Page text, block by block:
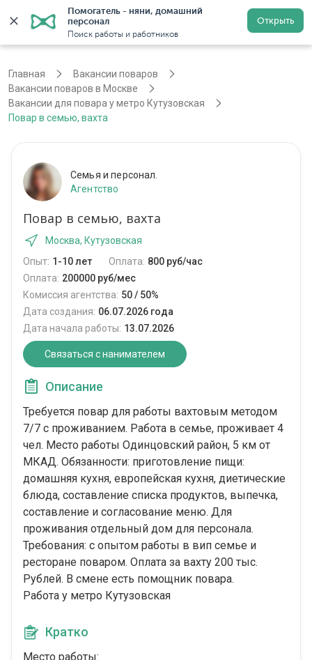
Помогатель - няни, домашний
персонал
Поиск работы и работников
Открыть
Регистрация
Главная
Вакансии поваров
Вакансии поваров в Москве
Вакансии для повара у метро Кутузовская
Повар в семью, вахта
Семья и персонал.
Агентство
Повар в семью, вахта
Москва, Кутузовская
Опыт: 1-10 лет Оплата: 800 руб/час
Оплата: 200000 руб/мес
Комиссия агентства: 50 / 50%
Дата создания: 06.07.2026 года
Дата начала работы: 13.07.2026
Связаться с нанимателем
Описание
Требуется повар для работы вахтовым методом
7/7 с проживанием. Работа в семье, проживает 4
чел. Место работы Одинцовский район, 5 км от
МКАД. Обязанности: приготовление пищи:
домашняя кухня, европейская кухня, диетические
блюда, составление списка продуктов, выпечка,
составление и согласование меню. Для
проживания отдельный дом для персонала.
Требования: с опытом работы в вип семье и
ресторане поваром. Оплата за вахту 200 тыс.
Рублей. В смене есть помощник повара.
Работа у метро Кутузовская
Кратко
Место работы: